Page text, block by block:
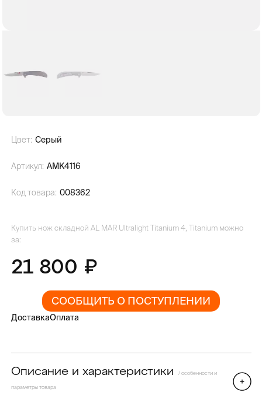
Цвет: Серый
Артикул: AMK4116
Код товара: 008362
Купить нож складной AL MAR Ultralight Titanium 4, Titanium можно
за:
21 800
СООБЩИТЬ О ПОСТУПЛЕНИИ
ДоставкаОплата
Описание и характеристики / особенности и
параметры товара